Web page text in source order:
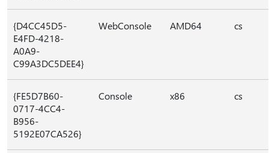
{D4CC45D5-
E4FD-4218-
A0A9-
C99A3DC5DEE4}
WebConsole AMD64 cs
{FE5D7B60-
0717-4CC4-
B956-
5192E07CA526}
Console x86 cs